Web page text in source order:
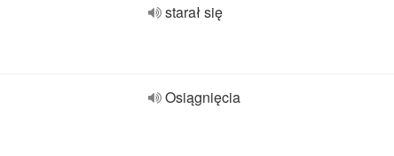
starał się
Osiągnięcia